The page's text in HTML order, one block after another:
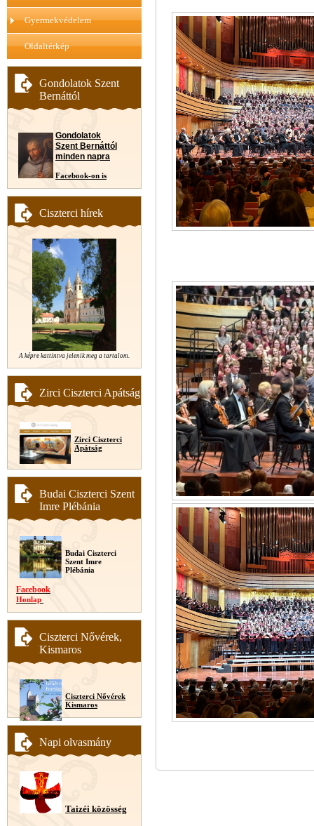
Gyermekvédelem
Oldaltérkép
Gondolatok Szent
Bernáttól
Gondolatok
Szent Bernáttól
minden napra
Facebook-on is
Ciszterci hírek
A képre kattintva jelenik meg a tartalom.
Zirci Ciszterci Apátság
Zirci Ciszterci
Apátság
Budai Ciszterci Szent
Imre Plébánia
Budai Ciszterci
Szent Imre
Plébánia
Facebook
Honlap
Ciszterci Nővérek,
Kismaros
Ciszterci Nővérek
Kismaros
Napi olvasmány
Taizéi közösség